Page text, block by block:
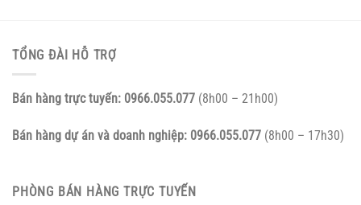
TỔNG ĐÀI HỖ TRỢ
Bán hàng trực tuyến: 0966.055.077 (8h00 – 21h00)
Bán hàng dự án và doanh nghiệp: 0966.055.077 (8h00 – 17h30)
PHÒNG BÁN HÀNG TRỰC TUYẾN